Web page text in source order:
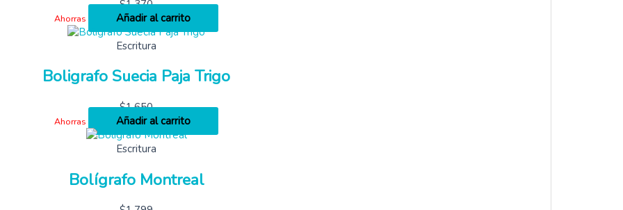
$1,370
Ahorras
Añadir al carrito
Escritura
Boligrafo Suecia Paja Trigo
$1,650
Ahorras
Añadir al carrito
Escritura
Bolígrafo Montreal